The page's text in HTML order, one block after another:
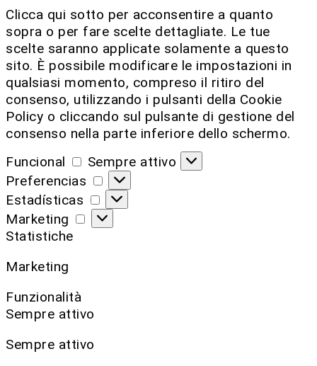
Clicca qui sotto per acconsentire a quanto
sopra o per fare scelte dettagliate. Le tue
scelte saranno applicate solamente a questo
sito. È possibile modificare le impostazioni in
qualsiasi momento, compreso il ritiro del
consenso, utilizzando i pulsanti della Cookie
Policy o cliccando sul pulsante di gestione del
consenso nella parte inferiore dello schermo.
Funcional
Sempre attivo
Preferencias
Estadísticas
Marketing
Statistiche
Marketing
Funzionalità
Sempre attivo
Sempre attivo